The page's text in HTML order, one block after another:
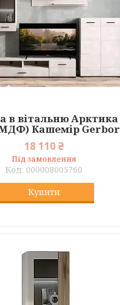
в вітальню Арктика
Кашемір Gerbor
18 110 ₴
Під замовлення
000008005760
Купити